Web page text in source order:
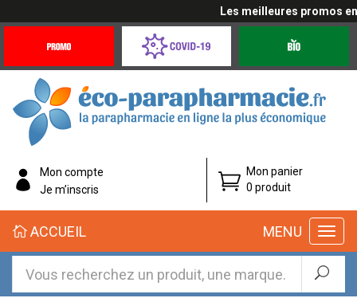
Les meilleures promos
Offres
Coronavirus
éco-
parapharmacie.fr
éco-
parapharmacie.fr
Mon compte
Je m’inscris
Mon panier
0 produit
MENU
ACCUEIL